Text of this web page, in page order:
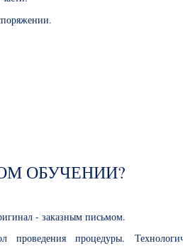
ОБУЧЕНИИ?
- заказным письмом.
процедуры.